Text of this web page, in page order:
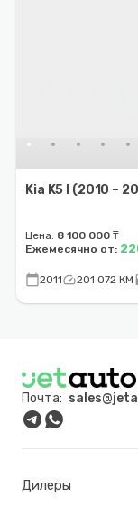
Kia K5 I (2010 –
Цена: 8 100 000 ₸
Ежемесячно от:
calendar_today2011speed201 072 КМ
Почта:
Дилеры